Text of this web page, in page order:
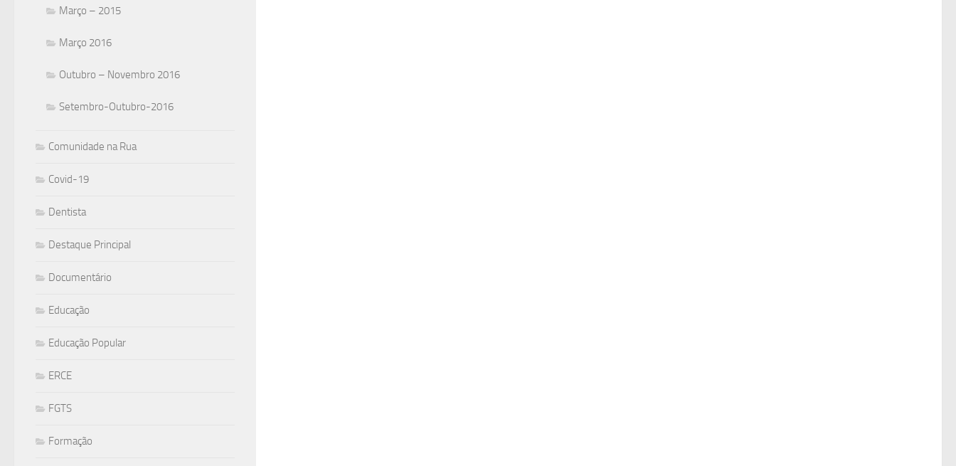
Março – 2015
Março 2016
Outubro – Novembro 2016
Setembro-Outubro-2016
Comunidade na Rua
Covid-19
Dentista
Destaque Principal
Documentário
Educação
Educação Popular
ERCE
FGTS
Formação